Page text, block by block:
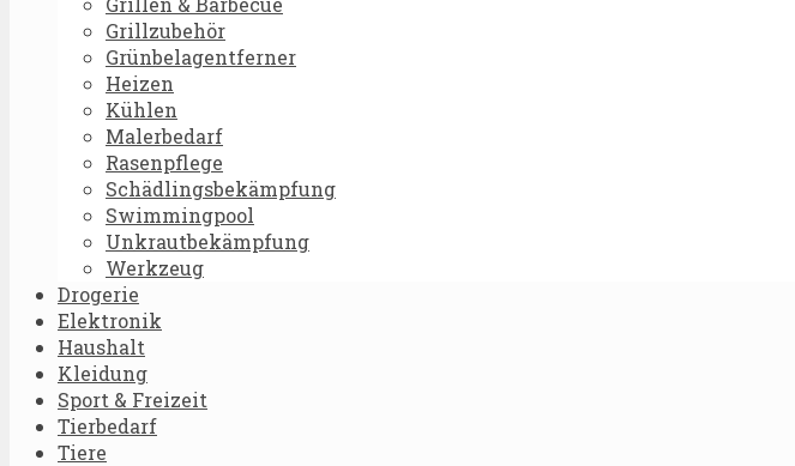
Grillzubehör
Grünbelagentferner
Heizen
Kühlen
Malerbedarf
Rasenpflege
Schädlingsbekämpfung
Swimmingpool
Unkrautbekämpfung
Werkzeug
Drogerie
Elektronik
Haushalt
Kleidung
Sport & Freizeit
Tierbedarf
Tiere